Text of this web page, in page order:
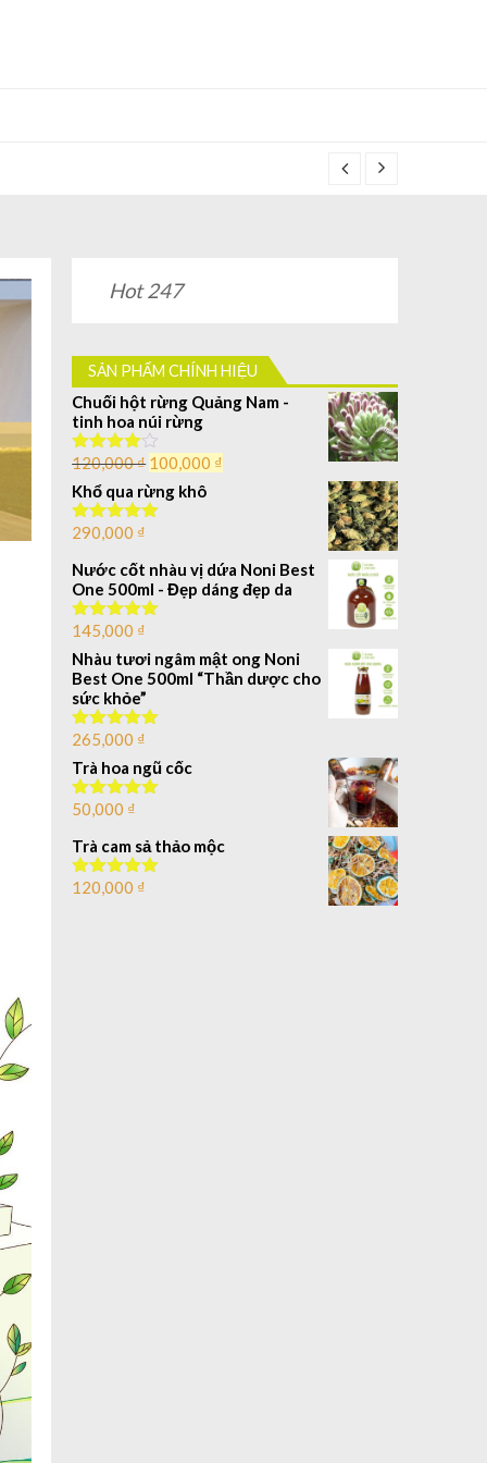
Hot 247
SẢN PHẨM CHÍNH HIỆU
Chuối hột rừng Quảng Nam -
tinh hoa núi rừng
Được
4.00 5
sao
120,000₫ 100,000 ₫
Khổ qua rừng khô
Được xếp
5 sao
290,000 ₫
Nước cốt nhàu vị dứa Noni Best
One 500ml - Đẹp dáng đẹp da
Được xếp
5 sao
145,000 ₫
Nhàu tươi ngâm mật ong Noni
Best One 500ml “Thần dược cho
sức khỏe”
Được xếp
5 sao
265,000 ₫
Trà hoa ngũ cốc
Được xếp
5 sao
50,000 ₫
Trà cam sả thảo mộc
Được xếp
120,000 ₫